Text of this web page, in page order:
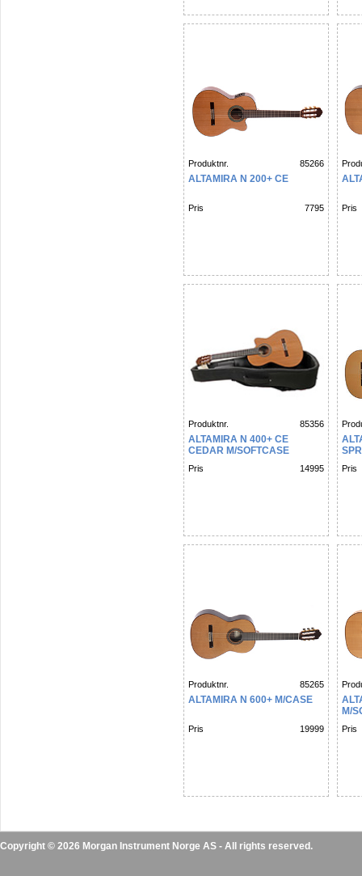
Produktnr. 85266
ALTAMIRA N 200+ CE
Pris 7795 Pris
Produktnr. 85356
ALTAMIRA N 400+ CE
CEDAR M/SOFTCASE
Pris 14995 Pris
Produktnr. 85265
ALTAMIRA N 600+ M/CASE
Pris 19999
M/
Pris
Copyright © 2026 Morgan Instrument Norge AS - All rights reserved.